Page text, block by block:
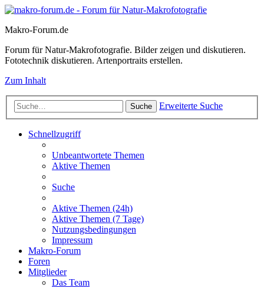
Makro-Forum.de
Forum für Natur-Makrofotografie. Bilder zeigen und diskutieren.
Fototechnik diskutieren. Artenportraits erstellen.
Zum Inhalt
Suche Erweiterte Suche
Schnellzugriff
Unbeantwortete Themen
Aktive Themen
Suche
Aktive Themen (24h)
Aktive Themen (7 Tage)
Nutzungsbedingungen
Impressum
Makro-Forum
Foren
Mitglieder
Das Team